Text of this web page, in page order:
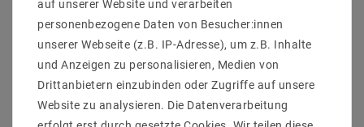
Informationen zur Produktsicherheit
Lieferumfang: 1 stück
auf unserer Website und verarbeiten
personenbezogene Daten von Besucher:innen
unserer Webseite (z.B. IP-Adresse), um z.B. Inhalte
und Anzeigen zu personalisieren, Medien von
Drittanbietern einzubinden oder Zugriffe auf unsere
Website zu analysieren. Die Datenverarbeitung